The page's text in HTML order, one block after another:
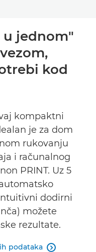
u jednom"
kod
kompaktni
je za dom
rukovanju
i računalnog
PRINT. Uz 5
dodirni
možete
rezultate.
podataka 